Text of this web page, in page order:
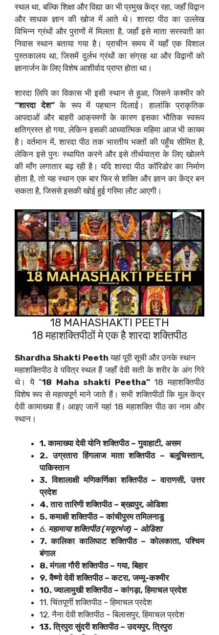
स्थल था, बल्कि शिक्षा और विद्या का भी प्रमुख केंद्र रहा, जहाँ विद्वान
और साधक ज्ञान की खोज में आते थे। शारदा पीठ का उल्लेख
विभिन्न ग्रंथों और पुराणों में मिलता है, जहाँ इसे माता सरस्वती का
निवास स्थान बताया गया है। प्राचीन समय में यहाँ एक विशाल
पुस्तकालय था, जिसमें दुर्लभ ग्रंथों का संग्रह था और विद्वानों को
ज्ञानार्जन के लिए विशेष आशीर्वाद प्राप्त होता था।
शारदा लिपि का विकास भी इसी स्थान से हुआ, जिसने कश्मीर को
“शारदा देश”के रूप में पहचान दिलाई। हालांकि प्राकृतिक
आपदाओं और बाहरी आक्रमणों के कारण इसका भौतिक स्वरूप
क्षतिग्रस्त हो गया, लेकिन इसकी आध्यात्मिक महिमा आज भी कायम
है। वर्तमान में, शारदा पीठ तक भारतीय भक्तों की पहुँच सीमित है,
लेकिन इसे पुनः स्थापित करने और इसे तीर्थयात्रा के लिए खोलने
की माँग लगातार बढ़ रही है। यदि शारदा पीठ कॉरिडोर का निर्माण
होता है, तो यह स्थान एक बार फिर से शक्ति और ज्ञान का केंद्र बन
सकता है, जिससे इसकी खोई हुई गरिमा लौट आएगी।
18 MAHASHAKTI PEETH
18 महाशक्तिपीठों मे एक है शारदा शक्तिपीठ
Shardha Shakti Peeth यहां पूरी सूची और उनके स्थान
महाशक्तिपीठ वे पवित्र स्थल हैं जहाँ देवी सती के शरीर के अंग गिरे
थे। ये “18 Maha shakti Peetha” 18 महाशक्तिपीठ
विशेष रूप से महत्वपूर्ण माने जाते हैं। सभी शक्तिपीठों कि मूल केंद्र
देवी कामाख्या हैं। आइए जानें यहां 18 महाशक्ति पीठ का नाम और
स्थान।
1. कामाख्या देवी योनि शक्तिपीठ – गुवाहाटी, असम
2. उग्रतारा हिंगलाज माता शक्तिपीठ – बलूचिस्तान,
पाकिस्तान
3. विशालाक्षी मणिकर्णिका शक्तिपीठ – वाराणसी, उत्तर
प्रदेश
4. तारा तारिणी शक्तिपीठ – ब्रह्मपुर, ओडिशा
5. कमाक्षी शक्तिपीठ – कांचीपुरम तमिलनाडु
6. महामाया शक्तिपीठ (मयूरभंज) – ओडिशा
7. कालिका कालिघाट शक्तिपीठ – कोलकाता, पश्चिम
बंगाल
8. मंगला गौरी शक्तिपीठ – गया, बिहार
9. वैष्णो देवी शक्तिपीठ – कटरा, जम्मू-कश्मीर
10. ज्वालामुखी शक्तिपीठ – कांगड़ा, हिमाचल प्रदेश
11. चिंतपूर्णी शक्तिपीठ – हिमाचल प्रदेश
12. नैना देवी शक्तिपीठ – बिलासपुर, हिमाचल प्रदेश
13. त्रिपुरा सुंदरी शक्तिपीठ – उदयपुर, त्रिपुरा